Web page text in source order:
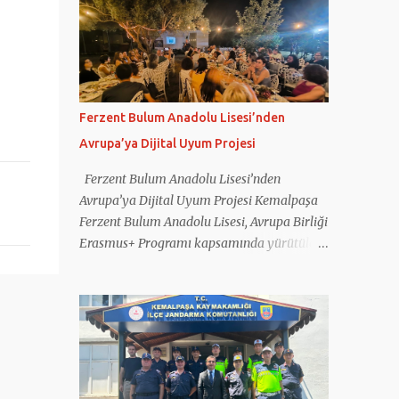
geçtiğimiz hafta açılışını gerçekleştirdiği
seçim koordinasyon merkezini ziyaret etti.
Daha sonra ilçenin işlek caddelerinde esnafı
ziyaret etti. Esnafla sohbet eden Dağ,
onların taleplerini dinledi. Daha sonra
hayırlı ve bol kazançlar diledi.
Vatandaşların taleplerini de not alan Dağ,
çocuklarla da fotoğraf çektirdi. Hamza Dağ
ve Cumhur İttifakı Kemalpaşa Belediye
Başkan Adayı Galip Atar, pazar yerindeki bir
ve Galip Atar, müşterilere balık tarttı.
Kemalpaşa Ziraat Odası Başkanlığı’nı da
ziyaret eden Dağ ve beraberindekiler
buradan sonra Erzurum ...
Ferzent Bulum Anadolu Lisesi’nden
Avrupa’ya Dijital Uyum Projesi
Ferzent Bulum Anadolu Lisesi’nden
Avrupa’ya Dijital Uyum Projesi Kemalpaşa
Ferzent Bulum Anadolu Lisesi, Avrupa Birliği
Erasmus+ Programı kapsamında yürütülen
koordinatörlüğünde gerçekleştirilen projeye
Türkiye’nin yanı sıra Yunanistan, İtalya,
Romanya ve Kuzey Makedonya’dan eğitim
kurumları katıldı. Projede gençlerin dijital
okuryazarlık becerilerinin geliştirilmesi,